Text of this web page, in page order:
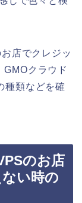
店でクレジッ
GMOクラウド
種類などを確
のお店
い時の